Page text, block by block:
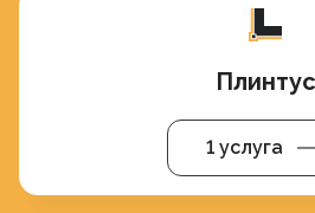
Плинтус
1 услуга